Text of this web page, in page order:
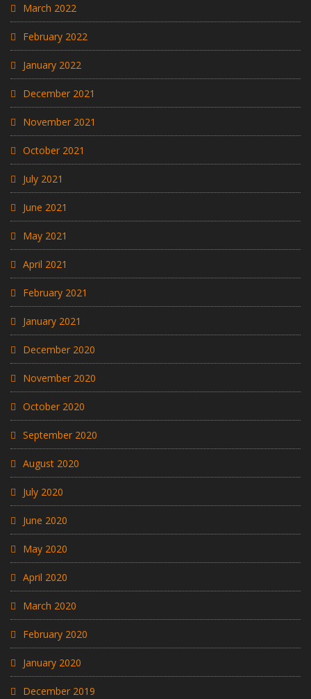
March 2022
February 2022
January 2022
December 2021
November 2021
October 2021
July 2021
June 2021
May 2021
April 2021
February 2021
January 2021
December 2020
November 2020
October 2020
September 2020
August 2020
July 2020
June 2020
May 2020
April 2020
March 2020
February 2020
January 2020
December 2019